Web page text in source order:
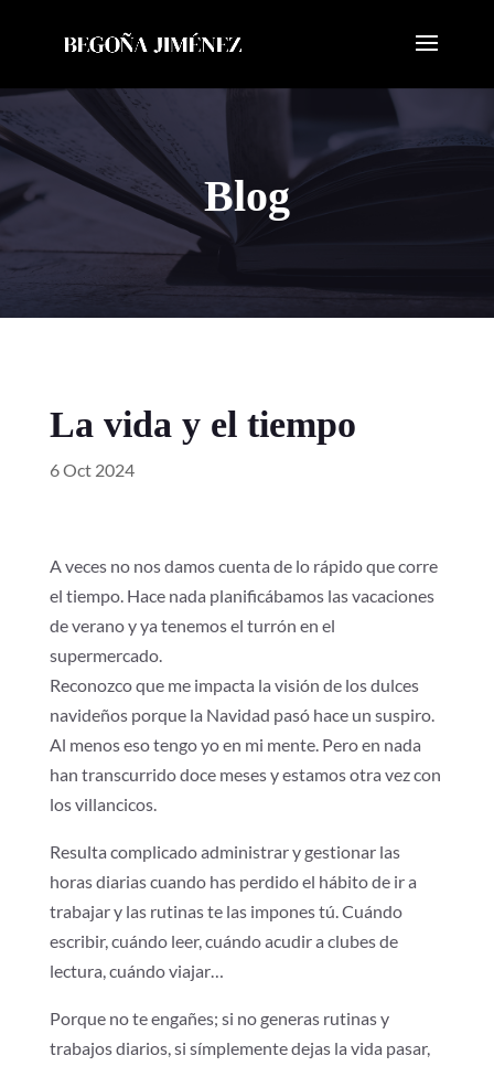
Blog
La vida y el tiempo
6 Oct 2024
A veces no nos damos cuenta de lo rápido que corre
el tiempo. Hace nada planificábamos las vacaciones
de verano y ya tenemos el turrón en el
supermercado.
Reconozco que me impacta la visión de los dulces
navideños porque la Navidad pasó hace un suspiro.
Al menos eso tengo yo en mi mente. Pero en nada
han transcurrido doce meses y estamos otra vez con
los villancicos.
Resulta complicado administrar y gestionar las
horas diarias cuando has perdido el hábito de ir a
trabajar y las rutinas te las impones tú. Cuándo
escribir, cuándo leer, cuándo acudir a clubes de
lectura, cuándo viajar…
Porque no te engañes; si no generas rutinas y
trabajos diarios, si símplemente dejas la vida pasar,